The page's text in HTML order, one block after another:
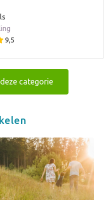
9,5
categorie